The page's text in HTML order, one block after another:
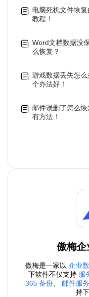
电脑死机文件恢复
教程！
Word文档数据没
么恢复？
游戏数据丢失怎
个办法好！
邮件误删了怎么
有方法！
傲梅企
傲梅是一家以 企业
下软件不仅支持 服
365 备份、 邮件服
持